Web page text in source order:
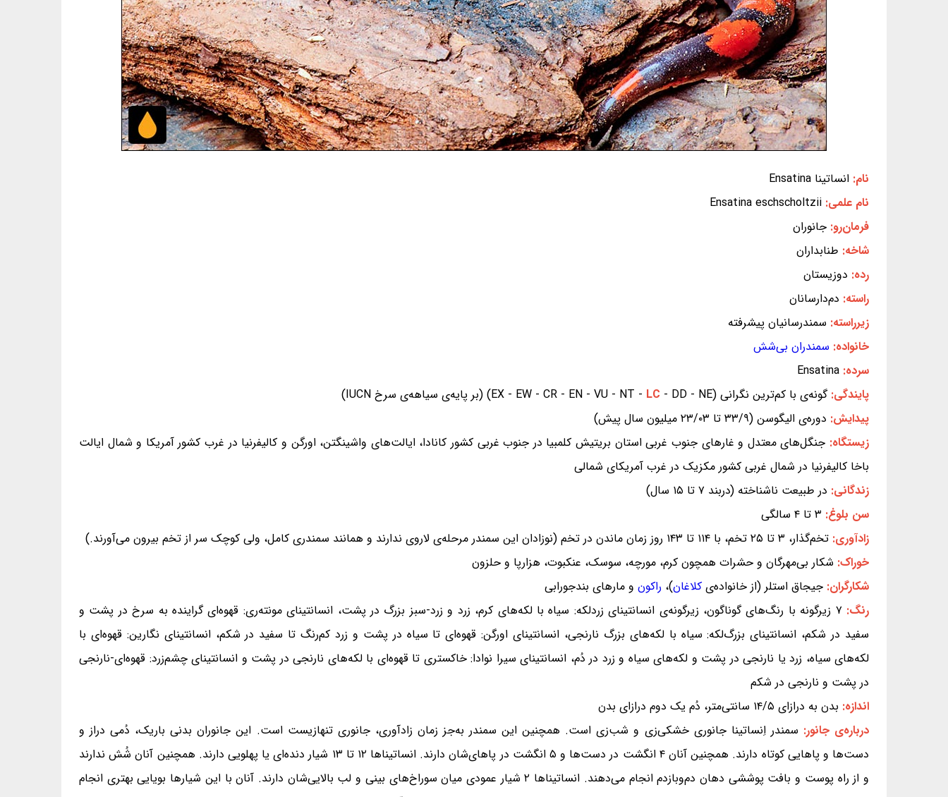
نام: انساتینا Ensatina
نام علمی: Ensatina eschscholtzii
فرمان‌رو: جانوران
شاخه: طنابداران
رده: دوزیستان
راسته: دم‌دارسانان
زیرراسته: سمندرسانیان پیشرفته
خانواده: سمندران بی‌شش
سرده: Ensatina
پایندگی:گونه‌ی با کم‌ترین نگرانی (EX - EW - CR - EN - VU - NT - LC - DD - NE) (بر پایه‌ی سیاهه‌ی سرخ IUCN)
پیدایش: دوره‌ی الیگوسن (۳۳/۹ تا ۲۳/۰۳ میلیون سال پیش)
زیستگاه: جنگل‌های معتدل و غارهای جنوب غربی استان بریتیش کلمبیا در جنوب غربی کشور کانادا، ایالت‌های واشینگتن، اورگن و کالیفرنیا در غرب کشور آمریکا و شمال ایالت
باخا کالیفرنیا در شمال غربی کشور مکزیک در غرب آمریکای شمالی
زندگانی: در طبیعت ناشناخته (دربند ۷ تا ۱۵ سال)
سن بلوغ: ۳ تا ۴ سالگی
زادآوری: تخم‌گذار، ۳ تا ۲۵ تخم، با ۱۱۴ تا ۱۴۳ روز زمان ماندن در تخم (نوزادان این سمندر مرحله‌ی لاروی ندارند و همانند سمندری کامل، ولی کوچک سر از تخم بیرون می‌آورند.)
خوراک: شکار بی‌مهرگان و حشرات همچون کرم، مورچه، سوسک، عنکبوت، هزارپا و حلزون
شکارگران: جیجاق استلر (از خانواده‌ی کلاغان)، راکون و مارهای بندجورابی
رنگ:
۷ زیرگونه با رنگ‌های گوناگون، زیرگونه‌ی انسانتینای زردلکه: سیاه با لکه‌های کرم، زرد و زرد-سبز بزرگ در پشت، انسانتینای مونته‌ری: قهوه‌ای گراینده به سرخ در پشت و
سفید در شکم، انسانتینای بزرگ‌لکه: سیاه با لکه‌های بزرگ نارنجی، انسانتینای اورگن: قهوه‌ای تا سیاه در پشت و زرد کم‌رنگ تا سفید در شکم، انسانتینای نگارین: قهوه‌ای با
لکه‌های سیاه، زرد یا نارنجی در پشت و لکه‌های سیاه و زرد در دُم، انسانتینای سیرا نوادا: خاکستری تا قهوه‌ای با لکه‌های نارنجی در پشت و انسانتینای چشم‌زرد: قهوه‌ای-نارنجی
در پشت و نارنجی در شکم
اندازه: بدن به درازای ۱۴/۵ سانتی‌متر، دُم یک دوم درازای بدن
درباره‌ی جانور: سمندر اِنساتینا جانوری خشکی‌زی و شب‌زی است. همچنین این سمندر به‌جز زمان زادآوری، جانوری تنهازیست است. این جانوران بدنی باریک، دُمی دراز و
دست‌ها و پاهایی کوتاه دارند. همچنین آنان ۴ انگشت در دست‌ها و ۵ انگشت در پاهای‌شان دارند. انساتیناها ۱۲ تا ۱۳ شیار دنده‌ای یا پهلویی دارند. همچنین آنان شُش ندارند
و از راه پوست و بافت پوششی دهان دم‌وبازدم انجام می‌دهند. انساتیناها ۲ شیار عمودی میان سوراخ‌های بینی و لب بالایی‌شان دارند. آنان با این شیارها بویایی بهتری انجام